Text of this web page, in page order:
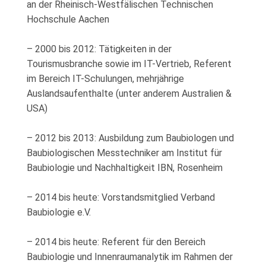
an der Rheinisch-Westfälischen Technischen
Hochschule Aachen
– 2000 bis 2012: Tätigkeiten in der
Tourismusbranche sowie im IT-Vertrieb, Referent
im Bereich IT-Schulungen, mehrjährige
Auslandsaufenthalte (unter anderem Australien &
USA)
– 2012 bis 2013: Ausbildung zum Baubiologen und
Baubiologischen Messtechniker am Institut für
Baubiologie und Nachhaltigkeit IBN, Rosenheim
– 2014 bis heute: Vorstandsmitglied Verband
Baubiologie e.V.
– 2014 bis heute: Referent für den Bereich
Baubiologie und Innenraumanalytik im Rahmen der